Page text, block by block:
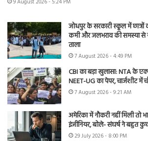
9 August 2026 - 5:24 PM
जोधपुर के सरकारी स्कूल में छात्रों
कमी और जलभराव की समस्या से
ताला
7 August 2026 - 4:49 PM
CBI का बड़ा खुलासा: NTA के
NEET-UG का पेपर, चार्जशीट
7 August 2026 - 9:21 AM
अमेरिका में नौकरी नहीं मिली तो
इंजीनियर, बोले- संघर्ष ने बहुत
29 July 2026 - 8:00 PM